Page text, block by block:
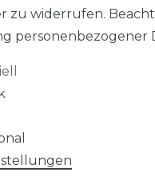
zu widerrufen.
personenbezogener